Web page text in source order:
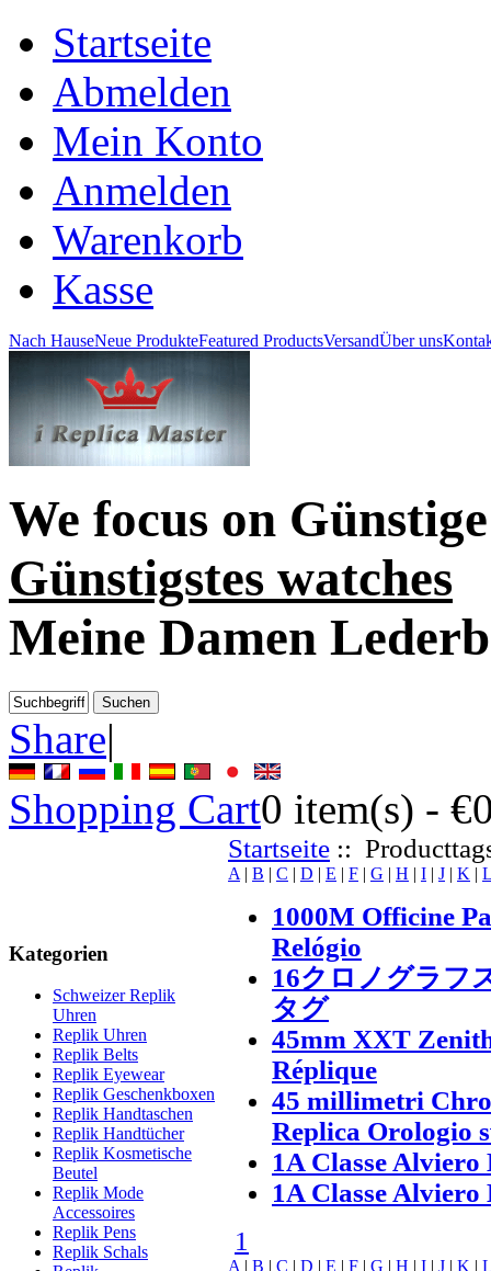
Startseite
Abmelden
Mein Konto
Anmelden
Warenkorb
Kasse
Nach HauseNeue ProdukteFeatured ProductsVersandÜber uns
We focus on
Günstigstes watches
Meine Damen
Share|
Shopping Cart0 item(s) -
Kategorien
Schweizer Replik
Uhren
Replik Uhren
Replik Belts
Replik Eyewear
Replik Geschenkboxen
Replik Handtaschen
Replik Handtücher
Replik Kosmetische
Beutel
Replik Mode
Accessoires
Replik Pens
Replik Schals
Startseite ::
A | B | C | D | E | F | G | H | I | J | K | L
1000M Officine
Relógio
16クロノグラフ
タグ
45mm XXT
Réplique
45 millimetri
Replica Orologio
1A Classe
1A Classe
1
A | B | C | D | E | F | G | H | I | J | K | L